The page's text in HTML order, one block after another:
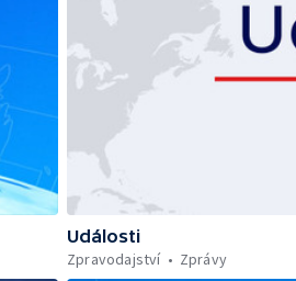
Události
Zpravodajství
Zprávy